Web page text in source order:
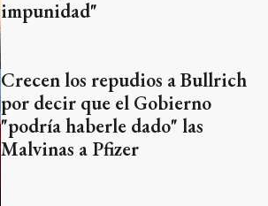
impunidad"
Crecen los repudios a Bullrich
por decir que el Gobierno
"podría haberle dado" las
Malvinas a Pfizer